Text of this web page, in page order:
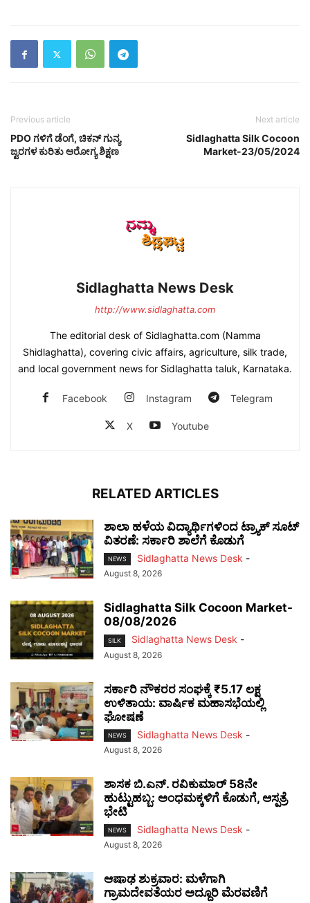
Previous article
PDO ಗಳಿಗೆ ಡೆಂಗೆ, ಚಿಕನ್ ಗುನ್ಯ
ಜ್ವರಗಳ ಕುರಿತು ಆರೋಗ್ಯ ಶಿಕ್ಷಣ
Next article
Sidlaghatta Silk Cocoon
Market-23/05/2024
Sidlaghatta News Desk
http://www.sidlaghatta.com
The editorial desk of Sidlaghatta.com (Namma
Shidlaghatta), covering civic affairs, agriculture, silk trade,
and local government news for Sidlaghatta taluk, Karnataka.
Facebook Instagram Telegram
X Youtube
RELATED ARTICLES
ಶಾಲಾ ಹಳೆಯ ವಿದ್ಯಾರ್ಥಿಗಳಿಂದ ಟ್ರ್ಯಾಕ್‌ ಸೂಟ್
ವಿತರಣೆ: ಸರ್ಕಾರಿ ಶಾಲೆಗೆ ಕೊಡುಗೆ
NEWS Sidlaghatta News Desk -
August 8, 2026
Sidlaghatta Silk Cocoon Market-
08/08/2026
SILK Sidlaghatta News Desk -
August 8, 2026
ಸರ್ಕಾರಿ ನೌಕರರ ಸಂಘಕ್ಕೆ ₹5.17 ಲಕ್ಷ
ಉಳಿತಾಯ: ವಾರ್ಷಿಕ ಮಹಾಸಭೆಯಲ್ಲಿ
ಘೋಷಣೆ
NEWS Sidlaghatta News Desk -
August 8, 2026
ಶಾಸಕ ಬಿ.ಎನ್. ರವಿಕುಮಾರ್ 58ನೇ
ಹುಟ್ಟುಹಬ್ಬ: ಅಂಧಮಕ್ಕಳಿಗೆ ಕೊಡುಗೆ, ಆಸ್ಪತ್ರೆ
ಭೇಟಿ
NEWS Sidlaghatta News Desk -
August 8, 2026
ಆಷಾಢ ಶುಕ್ರವಾರ: ಮಳೆಗಾಗಿ
ಗ್ರಾಮದೇವತೆಯರ ಅದ್ದೂರಿ ಮೆರವಣಿಗೆ